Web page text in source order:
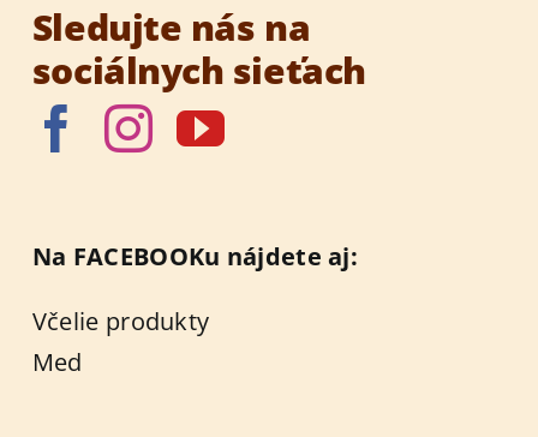
Sledujte nás na
sociálnych sieťach
Na FACEBOOKu nájdete aj:
Včelie produkty
Med